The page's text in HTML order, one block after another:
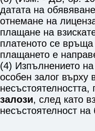
датата на
отнемане на
плащане на
платеното се връща
плащането е
(4) Изпълнението
особен залог
залози, след като
несъстоятелност на